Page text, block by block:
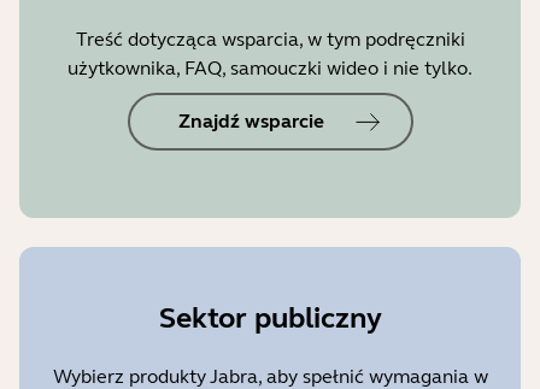
Treść dotycząca wsparcia, w tym podręczniki
użytkownika, FAQ, samouczki wideo i nie tylko.
Znajdź wsparcie
Sektor publiczny
Wybierz produkty Jabra, aby spełnić wymagania w